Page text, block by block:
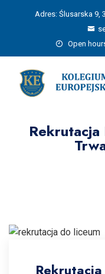
Adres: Ślusarska 9,
Open
Rekrutacja